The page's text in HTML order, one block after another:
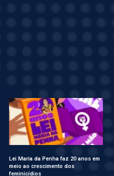
Lei Maria da Penha faz 20 anos em
meio ao crescimento dos
feminicídios